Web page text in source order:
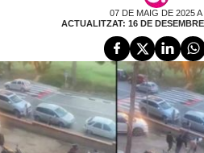
07 DE MAIG DE 2025 A
ACTUALITZAT: 16 DE